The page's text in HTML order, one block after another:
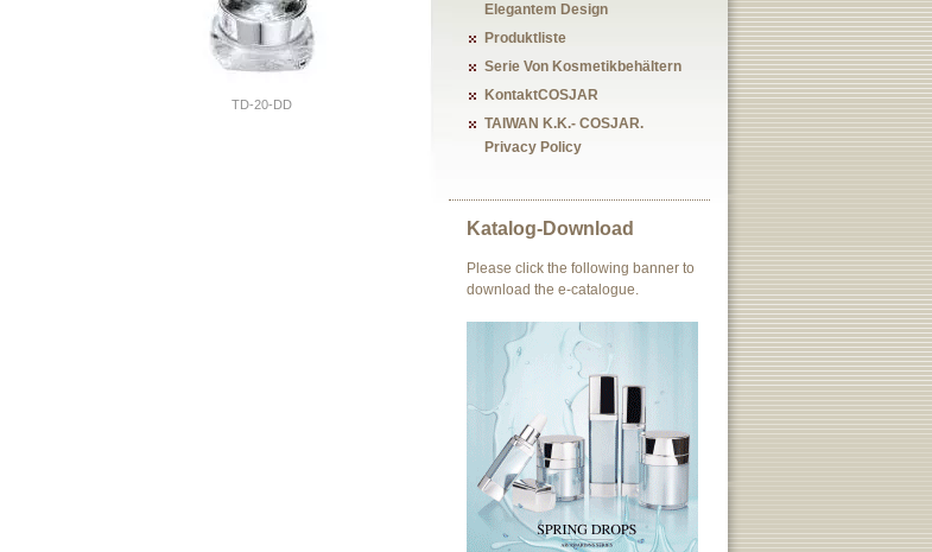
TD-20-DD
Elegantem Design
Produktliste
Serie Von Kosmetikbehältern
KontaktCOSJAR
TAIWAN K.K.- COSJAR.
Privacy Policy
Katalog-Download
Please click the following banner to
download the e-catalogue.